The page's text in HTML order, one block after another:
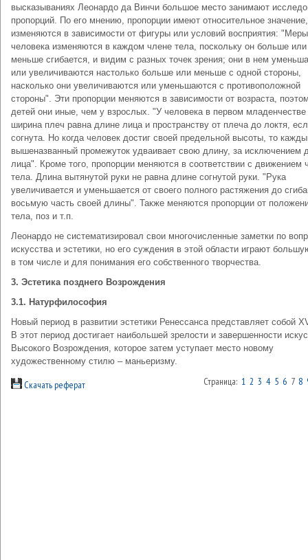
высказываниях Леонардо да Винчи большое место занимают
пропорций. По его мнению, пропорции имеют относительное
изменяются в зависимости от фигуры или условий восприятия: "Меры
человека изменяются в каждом члене тела, поскольку он больше или
меньше сгибается, и видим с разных точек зрения; они в нем
или увеличиваются настолько больше или меньше с одной стороны,
насколько они увеличиваются или уменьшаются с противоположной
стороны". Эти пропорции меняются в зависимости от возраста,
детей они иные, чем у взрослых. "У человека в первом младенчестве
ширина плеч равна длине лица и пространству от плеча до локтя,
согнута. Но когда человек достиг своей предельной высоты, то
вышеназванный промежуток удваивает свою длину, за исключением
лица". Кроме того, пропорции меняются в соответствии с движением
тела. Длина вытянутой руки не равна длине согнутой руки. "Рука
увеличивается и уменьшается от своего полного растяжения до
восьмую часть своей длины". Также меняются пропорции от
тела, поз и т.п.
Леонардо не систематизировал свои многочисленные заметки по
искусства и эстетики, но его суждения в этой области играют
в том числе и для понимания его собственного творчества.
3. Эстетика позднего Возрождения
3.1. Натурфилософия
Новый период в развитии эстетики Ренессанса представляет собой
В этот период достигает наибольшей зрелости и завершенности
Высокого Возрождения, которое затем уступает место новому
художественному стилю – маньеризму.
Скачать реферат Страница: 1 2 3 4 5 6 7 8